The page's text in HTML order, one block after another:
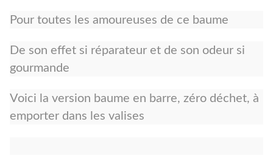
Pour toutes les amoureuses de ce baume
De son effet si réparateur et de son odeur si
gourmande
Voici la version baume en barre, zéro déchet, à
emporter dans les valises